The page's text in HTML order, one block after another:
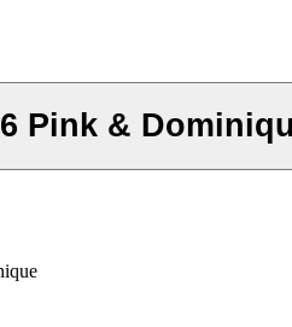
Star Academy 6 Pink &